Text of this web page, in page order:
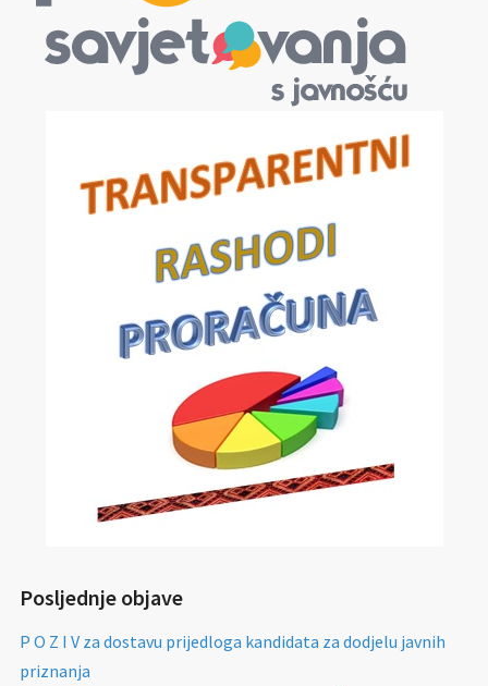
Posljednje objave
P O Z I V za dostavu prijedloga kandidata za dodjelu javnih
priznanja